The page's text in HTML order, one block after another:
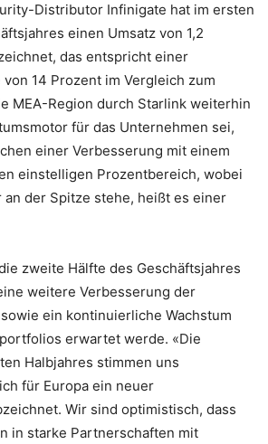
Distributor Infinigate hat im ersten
einen Umsatz von 1,2
das entspricht einer
14 Prozent im Vergleich zum
MEA-Region durch Starlink weiterhin
für das Unternehmen sei,
einer Verbesserung mit einem
einstelligen Prozentbereich, wobei
der Spitze stehe, heißt es einer
zweite Hälfte des Geschäftsjahres
weitere Verbesserung der
ein kontinuierliche Wachstum
erwartet werde. «Die
Halbjahres stimmen uns
für Europa ein neuer
Wir sind optimistisch, dass
in starke Partnerschaften mit